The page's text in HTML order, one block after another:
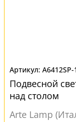
A6412SP-
Подвесной
над столом
Arte Lamp